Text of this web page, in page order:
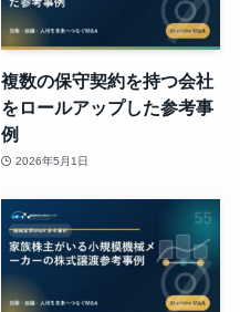
複数の保守契約を持つ会社
をロールアップした参考事
例
2026年5月1日